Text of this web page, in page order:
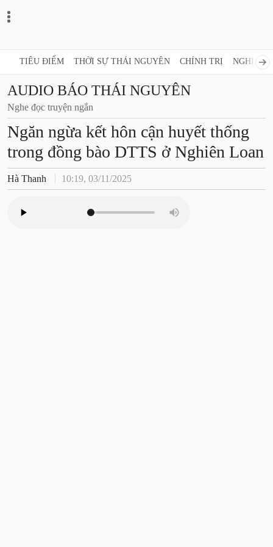
TIÊU ĐIỂM THỜI SỰ THÁI NGUYÊN CHÍNH TRỊ NGHỊ
AUDIO BÁO THÁI NGUYÊN
Nghe đọc truyện ngắn
Ngăn ngừa kết hôn cận huyết thống
trong đồng bào DTTS ở Nghiên Loan
Hà Thanh 10:19, 03/11/2025